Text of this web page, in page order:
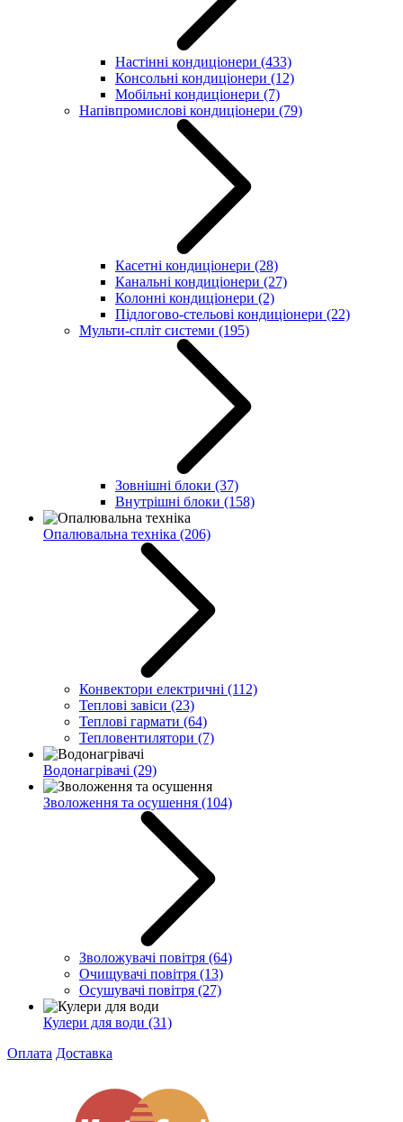
Настінні кондиціонери (433)
Консольні кондиціонери (12)
Мобільні кондиціонери (7)
Напівпромислові кондиціонери (79)
Касетні кондиціонери (28)
Канальні кондиціонери (27)
Колонні кондиціонери (2)
Підлогово-стельові кондиціонери (22)
Мульти-спліт системи (195)
Зовнішні блоки (37)
Внутрішні блоки (158)
Опалювальна техніка (206)
Конвектори електричні (112)
Теплові завіси (23)
Теплові гармати (64)
Тепловентилятори (7)
Водонагрівачі (29)
Зволоження та осушення (104)
Зволожувачі повітря (64)
Очищувачі повітря (13)
Осушувачі повітря (27)
Кулери для води (31)
Оплата Доставка